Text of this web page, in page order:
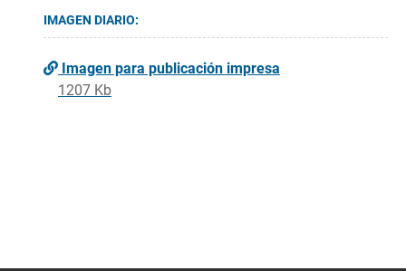
IMAGEN DIARIO:
Imagen para publicación impresa
1207 Kb